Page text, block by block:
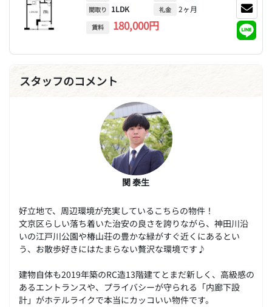
間取り 1LDK
賃料 180,000円
礼金 2ヶ月
スタッフのコメント
関 泰生
好立地で、周辺環境が充実しているこちらの物件！
文京区らしい落ち着いた治安の良さを誇りながら、神田川沿
いの江戸川公園や椿山荘の豊かな緑がすぐ近くにあるとい
う、お散歩好きにはたまらない贅沢な環境です♪
建物自体も2019年築のRC造13階建てとまだ新しく、高級感の
あるエントランスや、プライバシーが守られる「内廊下設
計」がホテルライクで本当にカッコいい物件です。